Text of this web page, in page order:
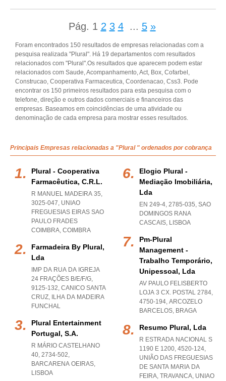
Pág. 1 2 3 4 ... 5 »
Foram encontrados 150 resultados de empresas relacionadas com a
pesquisa realizada "Plural". Há 19 departamentos com resultados
relacionados com "Plural".Os resultados que aparecem podem estar
relacionados com Saude, Acompanhamento, Act, Box, Cofarbel,
Construcao, Cooperativa Farmaceutica, Coordenacao, Css3. Pode
encontrar os 150 primeiros resultados para esta pesquisa com o
telefone, direção e outros dados comerciais e financeiros das
empresas. Baseamos em coincidências de uma atividade ou
denominação de cada empresa para mostrar esses resultados.
Principais Empresas relacionadas a "Plural " ordenados por cobrança
Plural - Cooperativa
Farmacêutica, C.r.l.
R MANUEL MADEIRA 35,
3025-047, UNIAO
FREGUESIAS EIRAS SAO
PAULO FRADES
COIMBRA, COIMBRA
Farmadeira By Plural,
Lda
IMP DA RUA DA IGREJA
24 FRAÇÕES B/E/F/G,
9125-132, CANICO SANTA
CRUZ, ILHA DA MADEIRA
FUNCHAL
Plural Entertainment
Portugal, S.a.
R MÁRIO CASTELHANO
40, 2734-502,
BARCARENA OEIRAS,
LISBOA
Elogio Plural -
Mediação Imobiliária,
Lda
EN 249-4, 2785-035, SAO
DOMINGOS RANA
CASCAIS, LISBOA
Pm-Plural
Management -
Trabalho Temporário,
Unipessoal, Lda
AV PAULO FELISBERTO
LOJA 3 CX. POSTAL 2784,
4750-194, ARCOZELO
BARCELOS, BRAGA
Resumo Plural, Lda
R ESTRADA NACIONAL S
1190 E 1200, 4520-124,
UNIÃO DAS FREGUESIAS
DE SANTA MARIA DA
FEIRA, TRAVANCA, UNIAO